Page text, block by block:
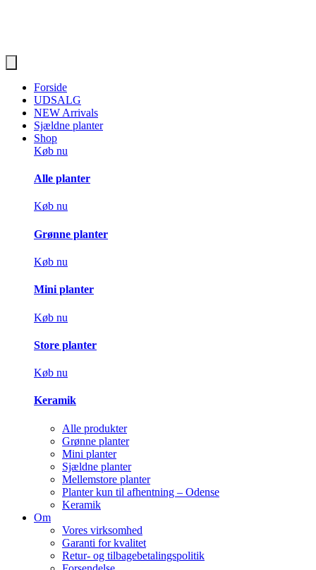
Forside
UDSALG
NEW Arrivals
Sjældne planter
Shop
Køb nu
Alle planter
Køb nu
Grønne planter
Køb nu
Mini planter
Køb nu
Store planter
Køb nu
Keramik
Alle produkter
Grønne planter
Mini planter
Sjældne planter
Mellemstore planter
Planter kun til afhentning – Odense
Keramik
Om
Vores virksomhed
Garanti for kvalitet
Retur- og tilbagebetalingspolitik